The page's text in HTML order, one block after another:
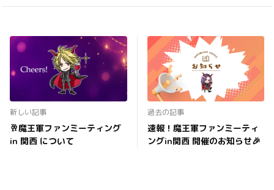
新しい記事
🥂魔王軍ファンミーティング
in 関西 について
過去の記事
速報！魔王軍ファンミーティ
ングin関西 開催のお知らせ🎉